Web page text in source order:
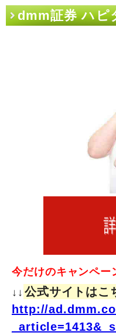
dmm証券 ハピ
今だけのキャンペー
↓↓ 公式サイトはこ
http://